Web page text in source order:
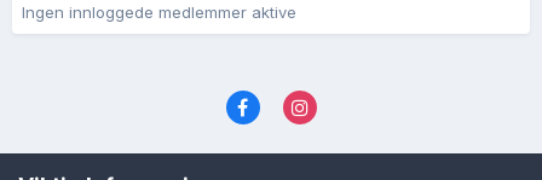
Ingen innloggede medlemmer aktive